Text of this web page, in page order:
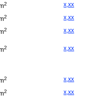
2
x,xx
2
x,xx
2 x,xx
2 x,xx
2
x,xx
2 x,xx